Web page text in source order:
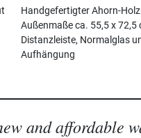
Handgefertigter Ahorn-
Außenmaße ca. 55,5 x 72,5
Distanzleiste, Normalglas
Aufhängung
and affordable